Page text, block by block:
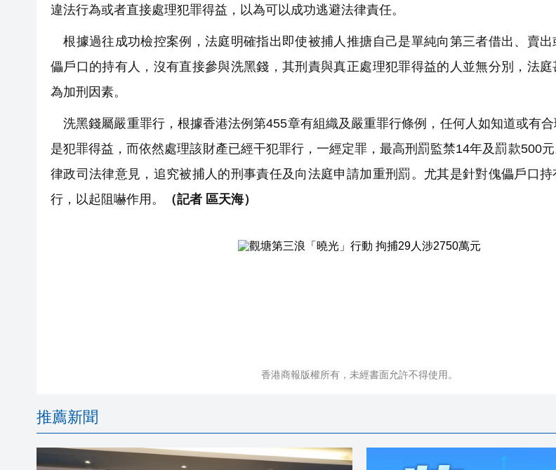
違法行為或者直接處理犯罪得益，以為可以成功逃避法律責任。
根據過往成功檢控案例，法庭明確指出即使被捕人推搪自己是單純向第三者借出、賣
儡戶口的持有人，沒有直接參與洗黑錢，其刑責與真正處理犯罪得益的人並無分別，法
為加刑因素。
洗黑錢屬嚴重罪行，根據香港法例第455章有組織及嚴重罪行條例，任何人如知道或有
是犯罪得益，而依然處理該財產已經干犯罪行，一經定罪，最高刑罰監禁14年及罰款500
律政司法律意見，追究被捕人的刑事責任及向法庭申請加重刑罰。尤其是針對傀儡戶口
行，以起阻嚇作用。
（記者 區天海）
香港商報版權所有，未經書面允許不得使用。
推薦新聞